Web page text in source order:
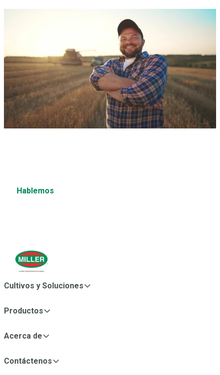
Hablemos
Cultivos y Soluciones
Productos
Acerca de
Contáctenos